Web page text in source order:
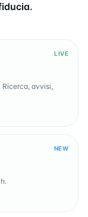
LIVE
avvisi,
NEW